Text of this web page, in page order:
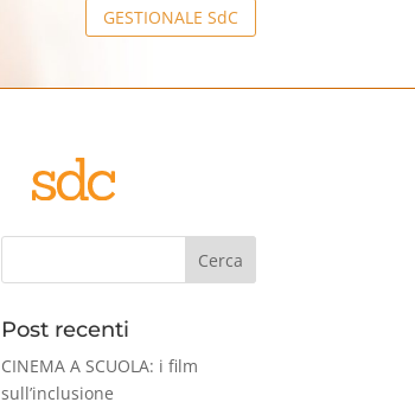
GESTIONALE SdC
Cerca
Post recenti
CINEMA A SCUOLA: i film
sull’inclusione